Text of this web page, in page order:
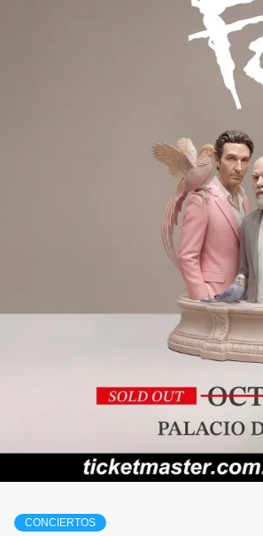
CONCIERTOS